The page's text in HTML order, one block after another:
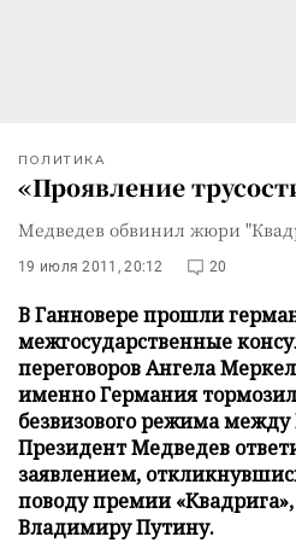
ПОЛИТИКА
«Проявление
Медведев обвинил жюри
19 июля 2011, 20:12 20
В Ганновере прошли
межгосударственные
переговоров Ангела
именно Германия
безвизового режима между
Президент Медведев
заявлением,
поводу премии
Владимиру Путину.